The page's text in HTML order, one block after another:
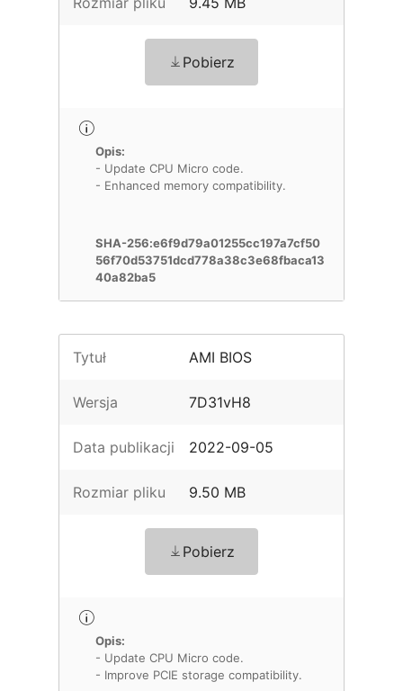
Pobierz
Opis:
- Update CPU Micro code.
- Enhanced memory compatibility.
SHA-256:e6f9d79a01255cc197a7cf50
56f70d53751dcd778a38c3e68fbaca13
40a82ba5
Tytuł AMI BIOS
Wersja 7D31vH8
Data publikacji 2022-09-05
Rozmiar pliku 9.50 MB
Pobierz
Opis:
- Update CPU Micro code.
- Improve PCIE storage compatibility.